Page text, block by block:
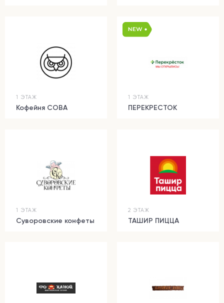
1 ЭТАЖ
Кофейня СОВА
1 ЭТАЖ
ПЕРЕКРЕСТОК
1 ЭТАЖ
Суворовские конфеты
2 ЭТАЖ
ТАШИР ПИЦЦА